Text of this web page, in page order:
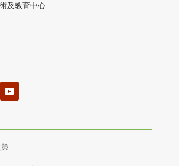
及教育中心